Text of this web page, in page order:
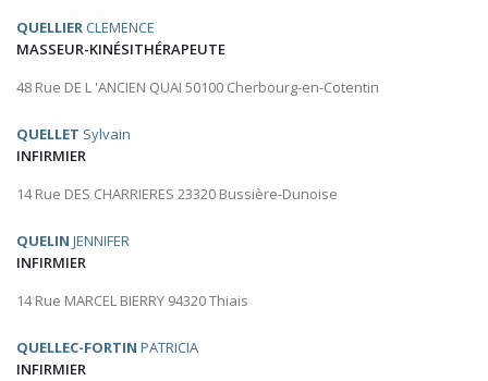
QUELLIER CLEMENCE
MASSEUR-KINÉSITHÉRAPEUTE
48 Rue DE L 'ANCIEN QUAI 50100 Cherbourg-en-Cotentin
QUELLET Sylvain
INFIRMIER
14 Rue DES CHARRIERES 23320 Bussière-Dunoise
QUELIN JENNIFER
INFIRMIER
14 Rue MARCEL BIERRY 94320 Thiais
QUELLEC-FORTIN PATRICIA
INFIRMIER